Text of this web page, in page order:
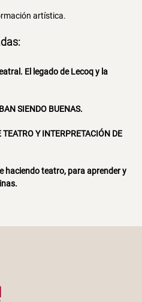
artística.
El legado de Lecoq y la
SIENDO BUENAS.
Y INTERPRETACIÓN DE
haciendo teatro, para aprender y